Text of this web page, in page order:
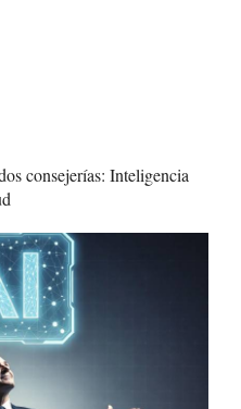
consejerías: Inteligencia